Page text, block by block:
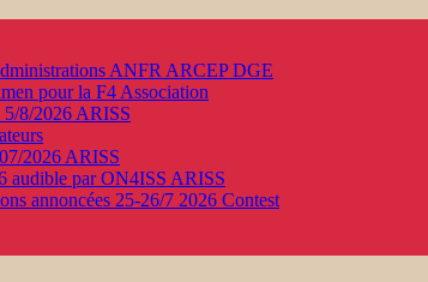
ANFR ARCEP DGE
pour la F4 Association
8/2026 ARISS
2026 ARISS
audible par ON4ISS ARISS
annoncées 25-26/7 2026 Contest